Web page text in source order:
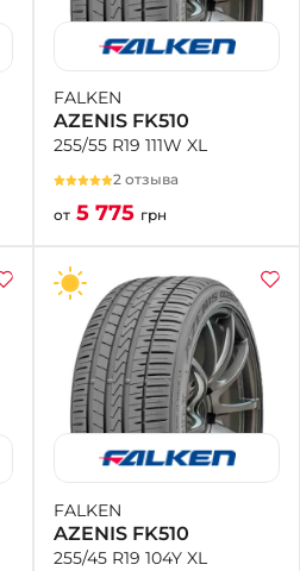
FALKEN
AZENIS FK510
255/55 R19 111W XL
2 отзыва
от 5 775 грн
FALKEN
AZENIS FK510
255/45 R19 104Y XL